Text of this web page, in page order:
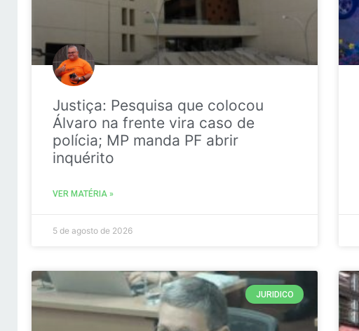
Justiça: Pesquisa que colocou
Álvaro na frente vira caso de
polícia; MP manda PF abrir
inquérito
VER MATÉRIA »
5 de agosto de 2026
JURIDICO